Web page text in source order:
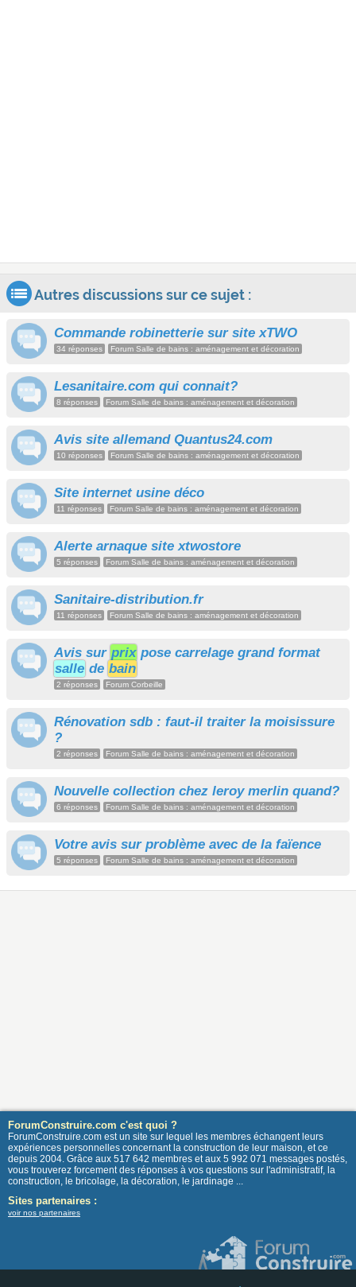
Autres discussions sur ce sujet :
Commande robinetterie sur site xTWO
34 réponses Forum Salle de bains : aménagement et décoration
Lesanitaire.com qui connait?
8 réponses Forum Salle de bains : aménagement et décoration
Avis site allemand Quantus24.com
10 réponses Forum Salle de bains : aménagement et décoration
Site internet usine déco
11 réponses Forum Salle de bains : aménagement et décoration
Alerte arnaque site xtwostore
5 réponses Forum Salle de bains : aménagement et décoration
Sanitaire-distribution.fr
11 réponses Forum Salle de bains : aménagement et décoration
Avis sur prix pose carrelage grand format
salle de bain
2 réponses Forum Corbeille
Rénovation sdb : faut-il traiter la moisissure
?
2 réponses Forum Salle de bains : aménagement et décoration
Nouvelle collection chez leroy merlin quand?
6 réponses Forum Salle de bains : aménagement et décoration
Votre avis sur problème avec de la faïence
5 réponses Forum Salle de bains : aménagement et décoration
ForumConstruire.com c'est quoi ?
ForumConstruire.com est un site sur lequel les membres échangent leurs
expériences personnelles concernant la construction de leur maison, et ce
depuis 2004. Grâce aux 517 642 membres et aux 5 992 071 messages postés,
vous trouverez forcement des réponses à vos questions sur l'administratif, la
construction, le bricolage, la décoration, le jardinage ...
Sites partenaires :
voir nos partenaires